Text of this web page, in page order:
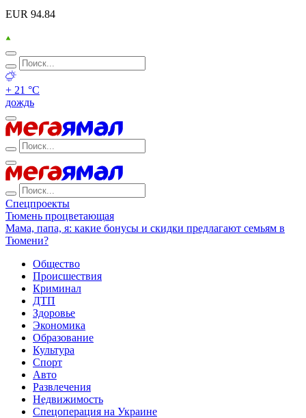
EUR 94.84
+ 21 °С
дождь
Спецпроекты
Тюмень процветающая
Мама, папа, я: какие бонусы и скидки предлагают семьям в
Тюмени?
Общество
Происшествия
Криминал
ДТП
Здоровье
Экономика
Образование
Культура
Спорт
Авто
Развлечения
Недвижимость
Спецоперация на Украине